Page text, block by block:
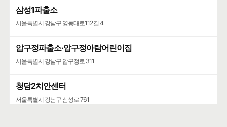
삼성1파출소
서울특별시 강남구 영동대로112길 4
압구정파출소·압구정아람어린이집
서울특별시 강남구 압구정로 311
청담2치안센터
서울특별시 강남구 삼성로 761